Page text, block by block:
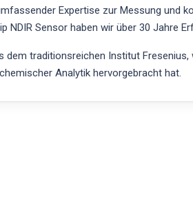
Expertise zur Messung und
NDIR Sensor haben wir über 30 Jahre
dem traditionsreichen Institut
Analytik hervorgebracht hat.